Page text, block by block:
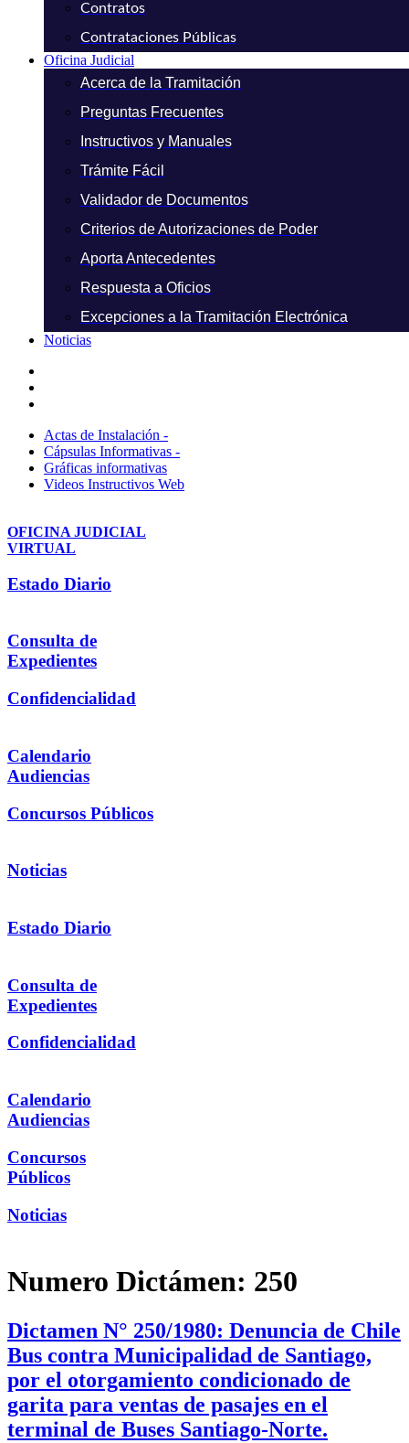
Contratos
Contrataciones Públicas
Oficina Judicial
Acerca de la Tramitación
Preguntas Frecuentes
Instructivos y Manuales
Trámite Fácil
Validador de Documentos
Criterios de Autorizaciones de Poder
Aporta Antecedentes
Respuesta a Oficios
Excepciones a la Tramitación Electrónica
Noticias
Actas de Instalación -
Cápsulas Informativas -
Gráficas informativas
Videos Instructivos Web
OFICINA JUDICIAL
VIRTUAL
Estado Diario
Consulta de
Expedientes
Confidencialidad
Calendario
Audiencias
Concursos Públicos
Noticias
Estado Diario
Consulta de
Expedientes
Confidencialidad
Calendario
Audiencias
Concursos
Públicos
Noticias
Numero Dictámen: 250
Dictamen N° 250/1980: Denuncia de Chile
Bus contra Municipalidad de Santiago,
por el otorgamiento condicionado de
garita para ventas de pasajes en el
terminal de Buses Santiago-Norte.